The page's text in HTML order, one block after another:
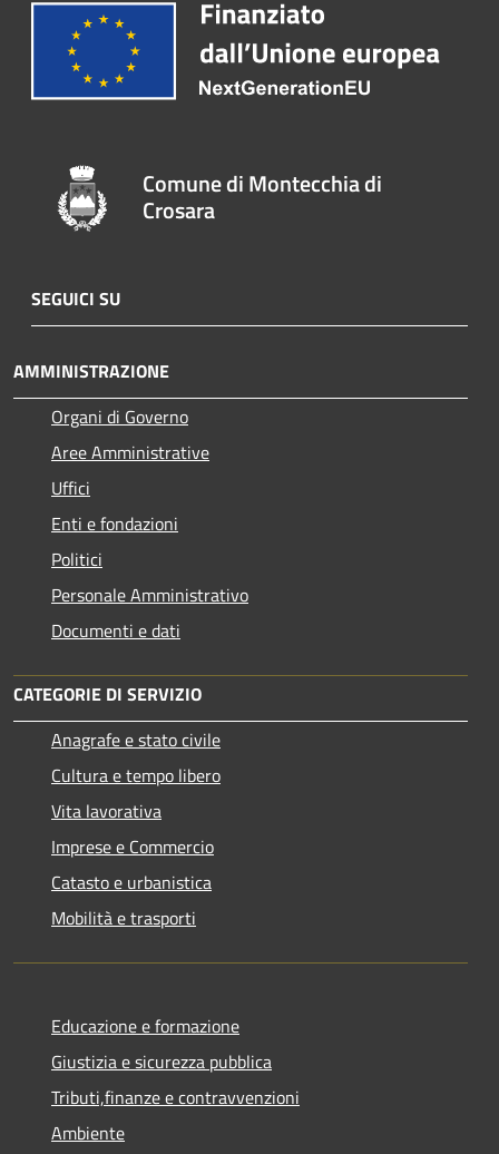
Comune di Montecchia di
Crosara
SEGUICI SU
AMMINISTRAZIONE
Organi di Governo
Aree Amministrative
Uffici
Enti e fondazioni
Politici
Personale Amministrativo
Documenti e dati
CATEGORIE DI SERVIZIO
Anagrafe e stato civile
Cultura e tempo libero
Vita lavorativa
Imprese e Commercio
Catasto e urbanistica
Mobilità e trasporti
Educazione e formazione
Giustizia e sicurezza pubblica
Tributi,finanze e contravvenzioni
Ambiente